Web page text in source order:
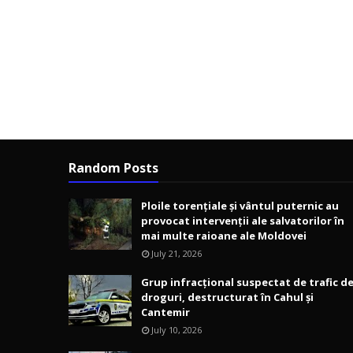
Random Posts
Ploile torențiale și vântul puternic au
provocat intervenții ale salvatorilor în
mai multe raioane ale Moldovei
July 21, 2026
Grup infracțional suspectat de trafic de
droguri, destructurat în Cahul și
Cantemir
July 10, 2026